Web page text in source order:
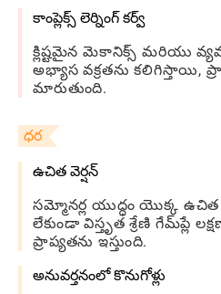
కాంప్లెక్స్ లెర్నింగ్ కర్వ్
క్లిష్టమైన మెకానిక్స్ మరియు
అభ్యాస వక్రతను కలిగిస్తాయి,
మారుతుంది.
ధర
ఉచిత వెర్షన్
సమ్మోనర్ల యుద్ధం యొక్క ఉచిత
లేకుండా విస్తృత శ్రేణి గేమ్‌ప్లే
ప్రాప్యతను ఇస్తుంది.
అనువర్తనంలో కొనుగోళ్లు